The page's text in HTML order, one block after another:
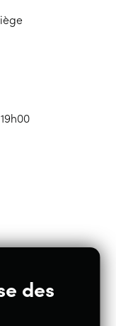
des